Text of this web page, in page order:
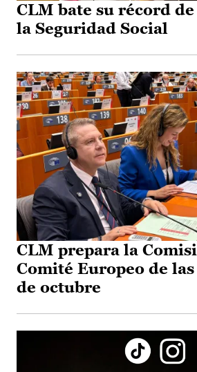
CLM bate su récord
la Seguridad Social
CLM prepara la
Comité Europeo de
de octubre